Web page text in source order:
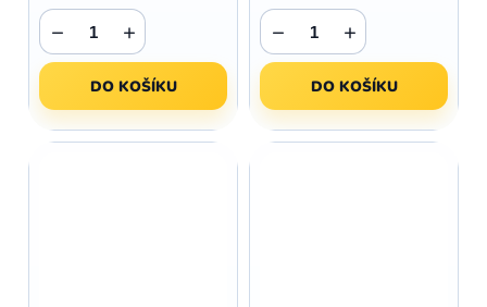
+
−
DO KOŠÍKU
+
−
DO KOŠÍKU